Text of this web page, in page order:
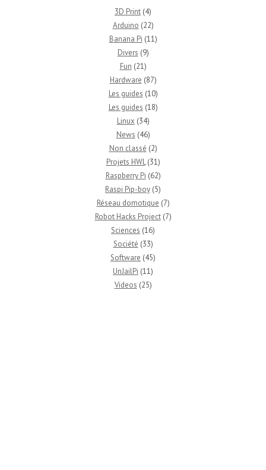
3D Print (4)
Arduino (22)
Banana Pi (11)
Divers (9)
Fun (21)
Hardware (87)
Les guides (10)
Les guides (18)
Linux (34)
News (46)
Non classé (2)
Projets HWL(31)
Raspberry Pi (62)
Raspi Pip-boy (5)
Réseau domotique (7)
Robot Hacks Project(7)
Sciences (16)
Société (33)
Software (45)
UnJailPi (11)
Videos (25)